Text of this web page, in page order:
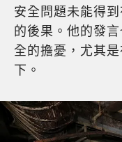
安全問題未能得
的後果。他的發
全的擔憂，尤其
下。